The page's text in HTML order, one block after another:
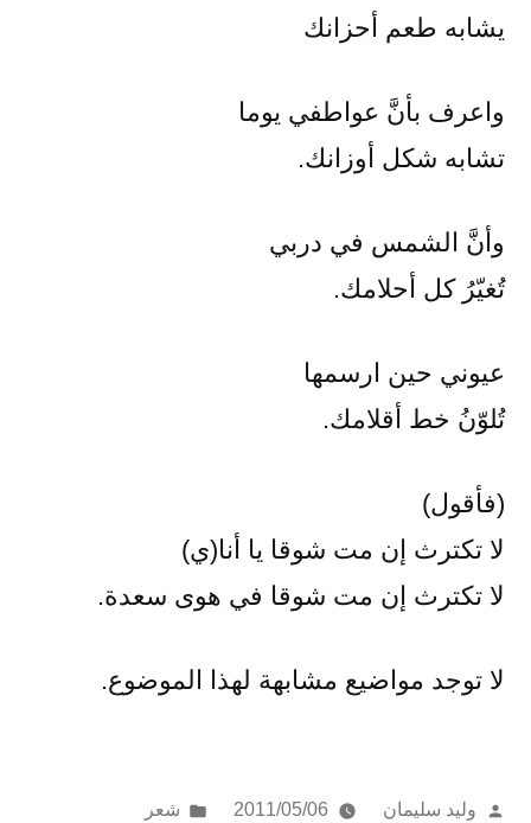
يشابه طعم أحزانك
واعرف بأنَّ عواطفي يوما
تشابه شكل أوزانك.
وأنَّ الشمس في دربي
تُغيّرُ كل أحلامك.
عيوني حين ارسمها
تُلوّنُ خط أقلامك.
(فأقول)
لا تكترث إن مت شوقا يا أنا(ي)
لا تكترث إن مت شوقا في هوى سعدة.
لا توجد مواضيع مشابهة لهذا الموضوع.
تمّ
وليد سليمان 2011/05/06 نُشر
شعر